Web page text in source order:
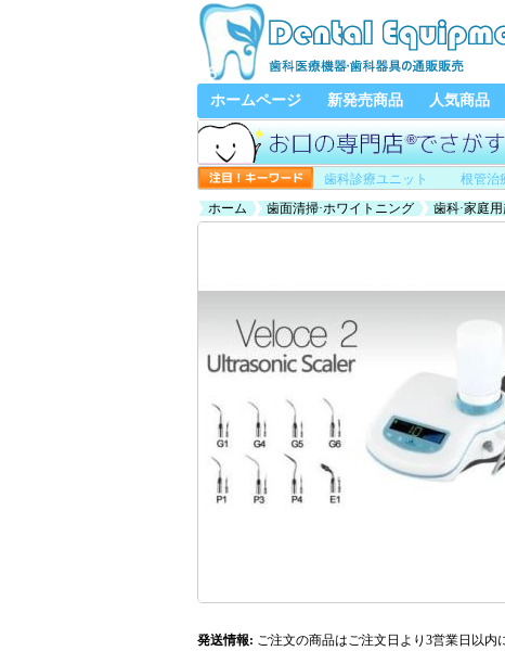
ホームページ 新発売商品 人気商品
歯科診療ユニット 根管治
ホーム
歯面清掃·ホワイトニング 歯科·家庭
発送情報: ご注文の商品はご注文日より3営業日以